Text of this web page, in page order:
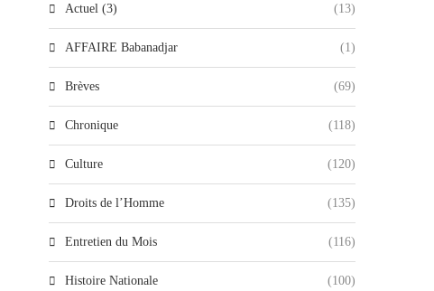
Actuel (3) (13)
AFFAIRE Babanadjar (1)
Brèves (69)
Chronique (118)
Culture (120)
Droits de l’Homme (135)
Entretien du Mois (116)
Histoire Nationale (100)